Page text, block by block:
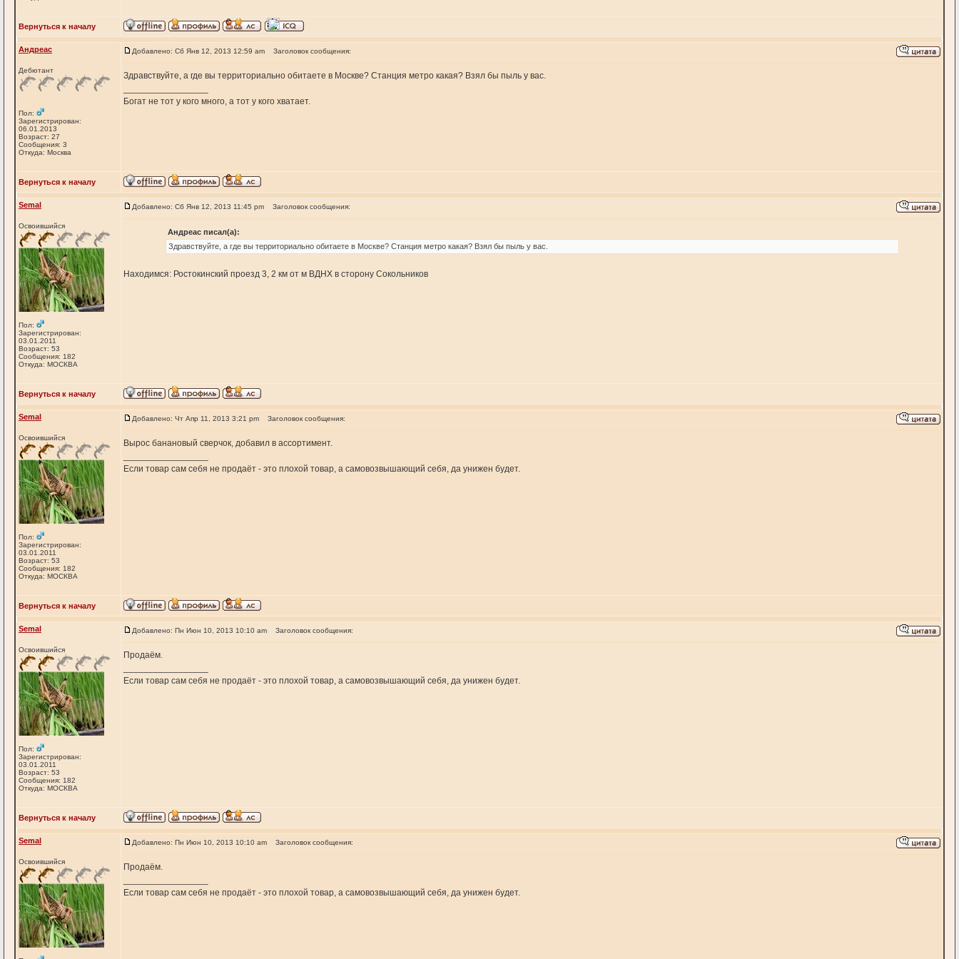
Вернуться к началу
Андреас
Дебютант
Пол:
Зарегистрирован:
06.01.2013
Возраст: 27
Сообщения: 3
Откуда: Москва
Добавлено: Сб Янв 12, 2013 12:59 am Заголовок сообщения:
Здравствуйте, а где вы территориально обитаете в Москве? Станция метро какая? Взял бы пыль у вас.
Богат не тот у кого много, а тот у кого хватает.
Вернуться к началу
Semal
Освоившийся
Пол:
Зарегистрирован:
03.01.2011
Возраст: 53
Сообщения: 182
Откуда: МОСКВА
Добавлено: Сб Янв 12, 2013 11:45 pm Заголовок сообщения:
Андреас писал(а):
Здравствуйте, а где вы территориально обитаете в Москве? Станция метро какая? Взял бы пыль у вас.
Находимся: Ростокинский проезд 3, 2 км от м ВДНХ в сторону Сокольников
Вернуться к началу
Semal
Освоившийся
Пол:
Зарегистрирован:
03.01.2011
Возраст: 53
Сообщения: 182
Откуда: МОСКВА
Добавлено: Чт Апр 11, 2013 3:21 pm Заголовок сообщения:
Вырос банановый сверчок, добавил в ассортимент.
Если товар сам себя не продаёт - это плохой товар, а самовозвышающий себя, да унижен будет.
Вернуться к началу
Semal
Освоившийся
Пол:
Зарегистрирован:
03.01.2011
Возраст: 53
Сообщения: 182
Откуда: МОСКВА
Добавлено: Пн Июн 10, 2013 10:10 am Заголовок сообщения:
Продаём.
Если товар сам себя не продаёт - это плохой товар, а самовозвышающий себя, да унижен будет.
Вернуться к началу
Semal
Освоившийся
Добавлено: Пн Июн 10, 2013 10:10 am Заголовок сообщения:
Продаём.
Если товар сам себя не продаёт - это плохой товар, а самовозвышающий себя, да унижен будет.